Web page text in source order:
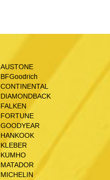
AUSTONE
BFGoodrich
CONTINENTAL
DIAMONDBACK
FALKEN
FORTUNE
GOODYEAR
HANKOOK
KLEBER
KUMHO
MATADOR
MICHELIN